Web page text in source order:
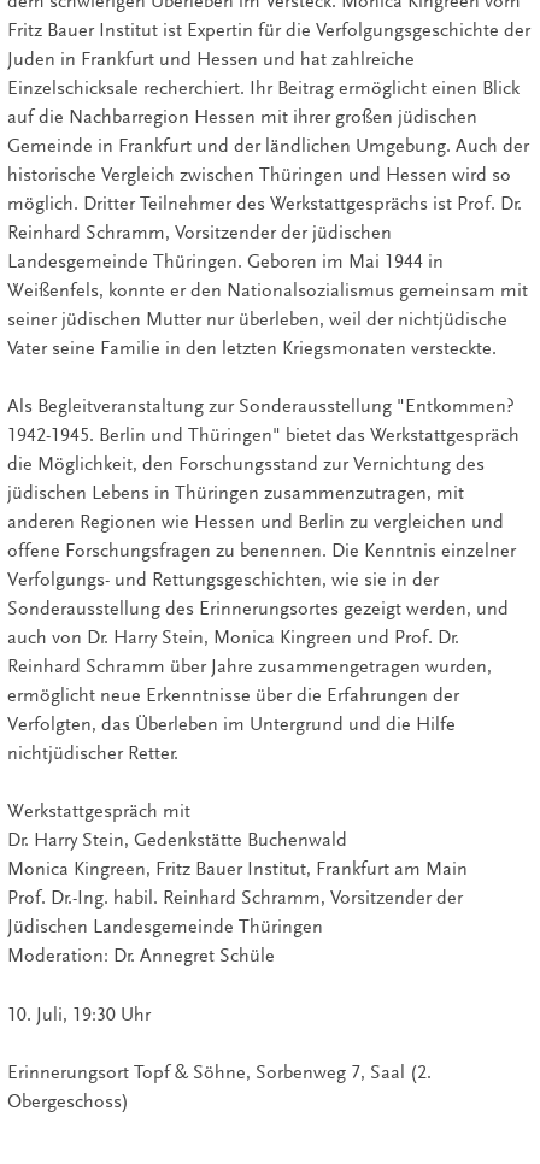
Fritz Bauer Institut ist Expertin für die Verfolgungsgeschichte der
Juden in Frankfurt und Hessen und hat zahlreiche
Einzelschicksale recherchiert. Ihr Beitrag ermöglicht einen Blick
auf die Nachbarregion Hessen mit ihrer großen jüdischen
Gemeinde in Frankfurt und der ländlichen Umgebung. Auch der
historische Vergleich zwischen Thüringen und Hessen wird so
möglich. Dritter Teilnehmer des Werkstattgesprächs ist Prof. Dr.
Reinhard Schramm, Vorsitzender der jüdischen
Landesgemeinde Thüringen. Geboren im Mai 1944 in
Weißenfels, konnte er den Nationalsozialismus gemeinsam mit
seiner jüdischen Mutter nur überleben, weil der nichtjüdische
Vater seine Familie in den letzten Kriegsmonaten versteckte.
Als Begleitveranstaltung zur Sonderausstellung "Entkommen?
1942-1945. Berlin und Thüringen" bietet das Werkstattgespräch
die Möglichkeit, den Forschungsstand zur Vernichtung des
jüdischen Lebens in Thüringen zusammenzutragen, mit
anderen Regionen wie Hessen und Berlin zu vergleichen und
offene Forschungsfragen zu benennen. Die Kenntnis einzelner
Verfolgungs- und Rettungsgeschichten, wie sie in der
Sonderausstellung des Erinnerungsortes gezeigt werden, und
auch von Dr. Harry Stein, Monica Kingreen und Prof. Dr.
Reinhard Schramm über Jahre zusammengetragen wurden,
ermöglicht neue Erkenntnisse über die Erfahrungen der
Verfolgten, das Überleben im Untergrund und die Hilfe
nichtjüdischer Retter.
Werkstattgespräch mit
Dr. Harry Stein, Gedenkstätte Buchenwald
Monica Kingreen, Fritz Bauer Institut, Frankfurt am Main
Prof. Dr.-Ing. habil. Reinhard Schramm, Vorsitzender der
Jüdischen Landesgemeinde Thüringen
Moderation: Dr. Annegret Schüle
10. Juli, 19:30 Uhr
Erinnerungsort Topf & Söhne, Sorbenweg 7, Saal (2.
Obergeschoss)